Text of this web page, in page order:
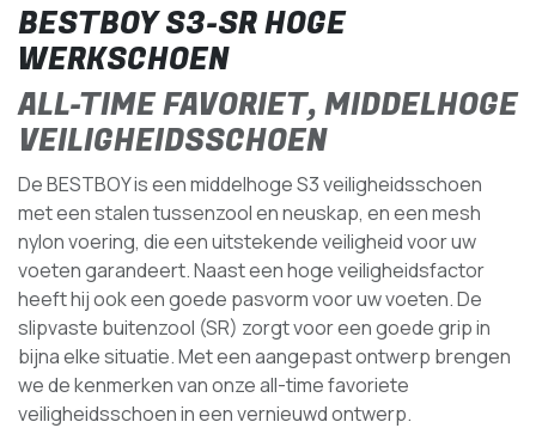
BESTBOY S3-SR HOGE
WERKSCHOEN
ALL-TIME FAVORIET, MIDDELHOGE
VEILIGHEIDSSCHOEN
De BESTBOY is een middelhoge S3 veiligheidsschoen
met een stalen tussenzool en neuskap, en een mesh
nylon voering, die een uitstekende veiligheid voor uw
voeten garandeert. Naast een hoge veiligheidsfactor
heeft hij ook een goede pasvorm voor uw voeten. De
slipvaste buitenzool (SR) zorgt voor een goede grip in
bijna elke situatie. Met een aangepast ontwerp brengen
we de kenmerken van onze all-time favoriete
veiligheidsschoen in een vernieuwd ontwerp.